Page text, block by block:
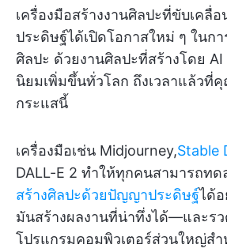
เครื่องมือสร้างงานศิลปะที่ขับเคลื่
ประดิษฐ์ได้เปิดโอกาสใหม่ ๆ ในก
ศิลปะ ด้วยงานศิลปะที่สร้างโดย
นิยมเพิ่มขึ้นทั่วโลก ถึงเวลาแล้วที่
กระแสนี้
เครื่องมือเช่น Midjourney,Stable
DALL-E 2 ทำให้ทุกคนสามารถทด
สร้างศิลปะด้วยปัญญาประดิษฐ์ได้
มันสร้างผลงานที่น่าทึ่งได้—และรว
โปรแกรมคอมพิวเตอร์ส่วนใหญ่สำ